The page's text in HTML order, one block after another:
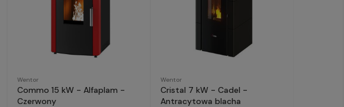
Wentor
Commo 15 kW - Alfaplam -
Czerwony
Wentor
Cristal 7 kW - Cadel -
Antracytowa blacha